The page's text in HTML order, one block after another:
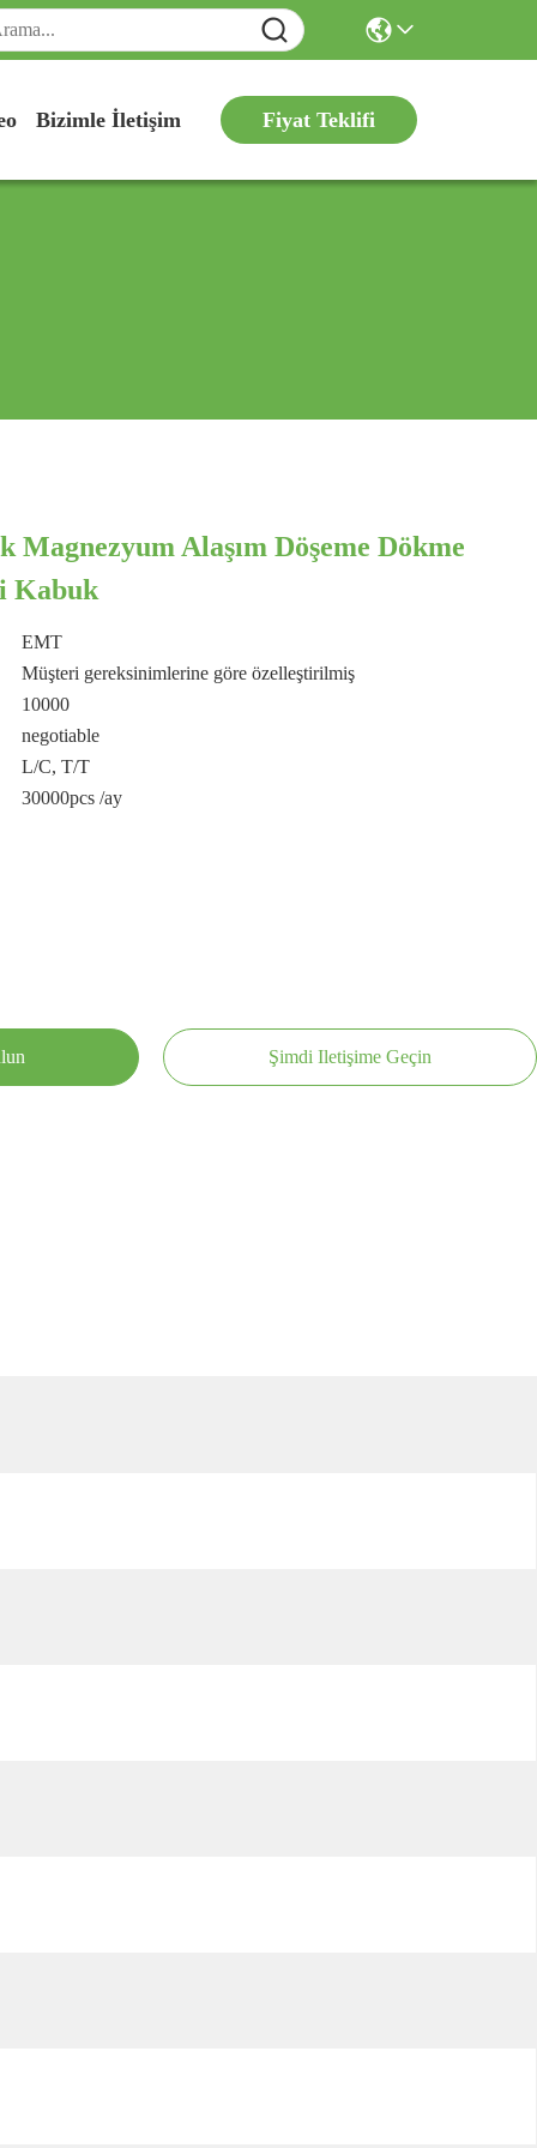
Bizimle İletişim Fiyat Teklifi
Magnezyum Alaşım Döşeme Dökme
Kabuk
EMT
Müşteri gereksinimlerine göre özelleştirilmiş
10000
negotiable
L/C, T/T
30000pcs /ay
Şimdi Iletişime Geçin